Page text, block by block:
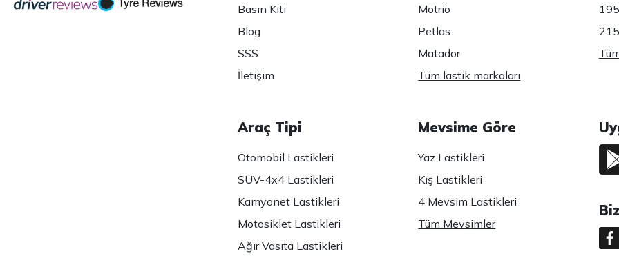
Basın Kiti
Blog
SSS
İletişim
Motrio
Petlas
Matador
Tüm lastik markaları
Araç Tipi
Otomobil Lastikleri
SUV-4x4 Lastikleri
Kamyonet Lastikleri
Motosiklet Lastikleri
Ağır Vasıta Lastikleri
Mevsime Göre
Yaz Lastikleri
Kış Lastikleri
4 Mevsim Lastikleri
Tüm Mevsimler